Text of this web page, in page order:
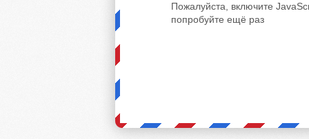
Пожалуйста, включите
попробуйте ещё раз